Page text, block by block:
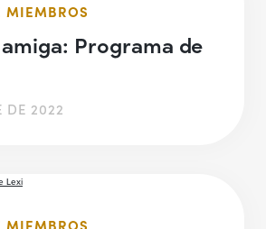
MIEMBROS
Programa de
DE 2022
MIEMBROS